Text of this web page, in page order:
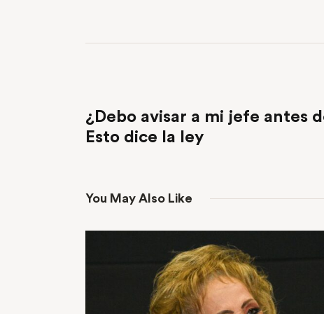
¿Debo avisar a mi jefe antes
Esto dice la ley
You May Also Like